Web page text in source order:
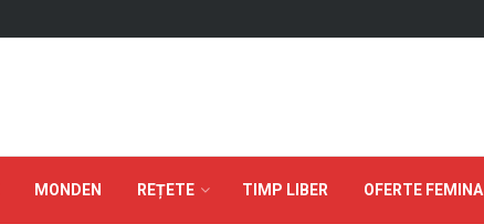
MONDEN REȚETE TIMP LIBER OFERTE FEMINA